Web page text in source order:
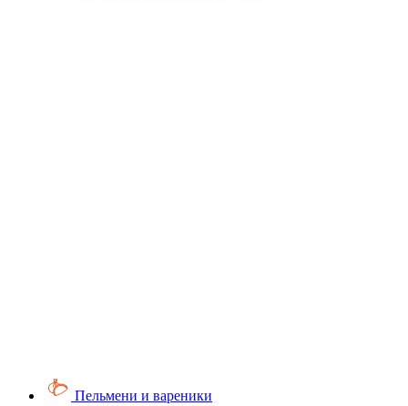
Пельмени и вареники